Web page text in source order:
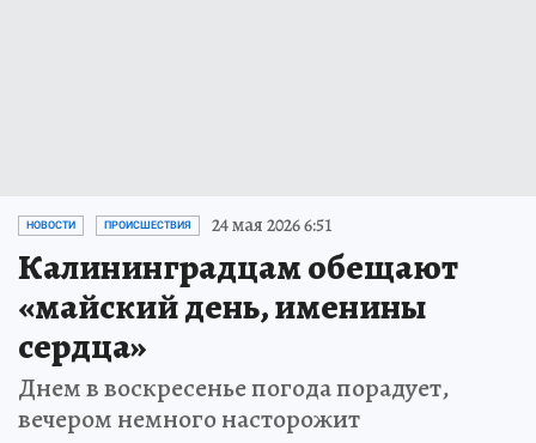
НОВОСТИ ПРОИСШЕСТВИЯ 24 мая 2026 6:51
Калининградцам обещают
«майский день, именины
сердца»
Днем в воскресенье погода порадует,
вечером немного насторожит